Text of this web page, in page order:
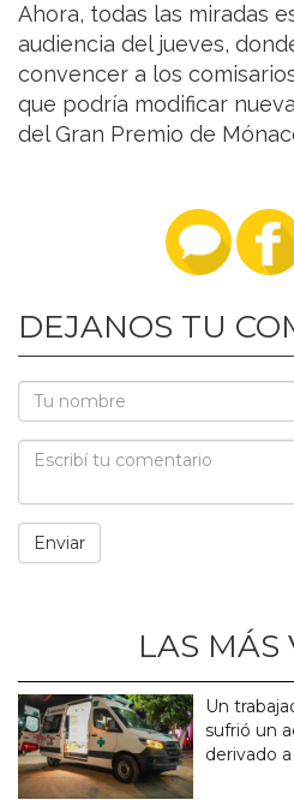
Ahora, todas las miradas
audiencia del jueves,
convencer a los
que podría modificar
del Gran Premio de
DEJANOS TU
LAS MÁS
Un
sufrió un
derivado